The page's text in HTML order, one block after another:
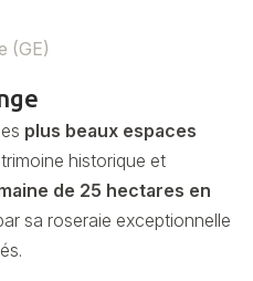
(GE)
plus beaux espaces
historique et
de 25 hectares en
sa roseraie exceptionnelle